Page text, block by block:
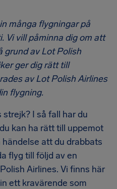
många flygningar på
Vi vill påminna dig om att
grund av Lot Polish
ger dig rätt till
av Lot Polish Airlines
flygning.
strejk? I så fall har du
kan ha rätt till uppemot
att du drabbats
flyg till följd av en
Airlines. Vi finns här
ett kravärende som